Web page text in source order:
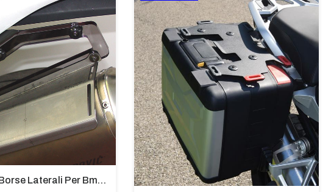
Supporti Per Borse Laterali Per Bmw Hp2 Megamoto 2007 - 2008 TRASPARENTE - Sb02-T